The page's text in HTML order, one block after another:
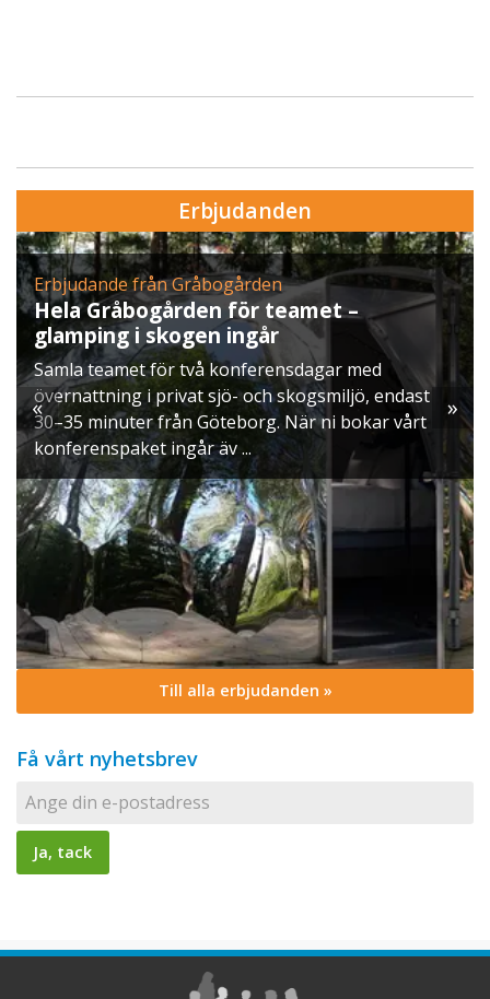
Erbjudanden
–
med
endast
ni bokar vårt
Erbjudande från Skytteholm Ekerö
Julbord på Ekerö
När vintern lägger sig över
ett klassiskt svenskt julbord i
möts ni av doften av gran, ljus som
och smaker ...
« »
Till alla erbjudanden »
Få vårt nyhetsbrev